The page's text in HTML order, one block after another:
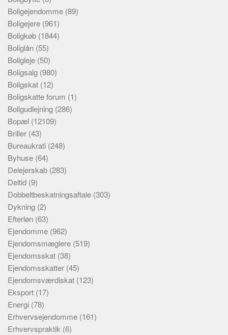
Boligejendomme (89)
Boligejere (961)
Boligkøb (1844)
Boliglån (55)
Boligleje (50)
Boligsalg (980)
Boligskat (12)
Boligskatte forum (1)
Boligudlejning (286)
Bopæl (12109)
Briller (43)
Bureaukrati (248)
Byhuse (64)
Delejerskab (283)
Deltid (9)
Dobbeltbeskatningsaftale (303)
Dykning (2)
Efterløn (63)
Ejendomme (962)
Ejendomsmæglere (519)
Ejendomsskat (38)
Ejendomsskatter (45)
Ejendomsværdiskat (123)
Eksport (17)
Energi (78)
Erhvervsejendomme (161)
Erhvervspraktik (6)